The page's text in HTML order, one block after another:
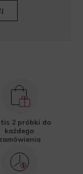
2 próbki do
każdego